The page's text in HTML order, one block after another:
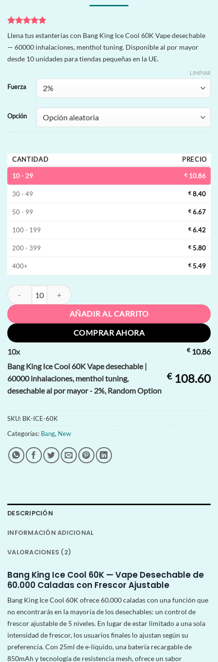
Valorado
con5de 5
en base a
2
valoraciones
de clientes
Llena tus estanterías con Bang King Ice Cool 60K Vape desechable
— 60000 inhalaciones, menthol tuning. Disponible al por mayor
desde 10 unidades para tiendas pequeñas en la UE.
Fuerza
Opción
LIMPIAR
CANTIDAD PRECIO
10 - 29 € 10.86
30 - 49 € 8.40
50 - 99 € 6.67
100 - 199 € 6.42
200 - 399 € 5.80
400+ € 5.49
Bang King Ice Cool 60K Vape desechable | 60000 inhalaciones,
AÑADIR AL CARRITO
COMPRAR AHORA
10x €10.86
Bang King Ice Cool 60K Vape desechable |
60000 inhalaciones, menthol tuning,
desechable al por mayor - 2%, Random Option
€108.60
SKU: BK-ICE-60K
Categorías: Bang, New
DESCRIPCIÓN
INFORMACIÓN ADICIONAL
VALORACIONES (2)
Bang King Ice Cool 60K — Vape Desechable de
60.000 Caladas con Frescor Ajustable
Bang King Ice Cool 60K ofrece 60.000 caladas con una función que
no encontrarás en la mayoría de los desechables: un control de
frescor ajustable de 5 niveles. En lugar de estar limitado a una sola
intensidad de frescor, los usuarios finales lo ajustan según su
preferencia. Con 25ml de e-líquido, una batería recargable de
850mAh y tecnología de resistencia mesh, ofrece un sabor